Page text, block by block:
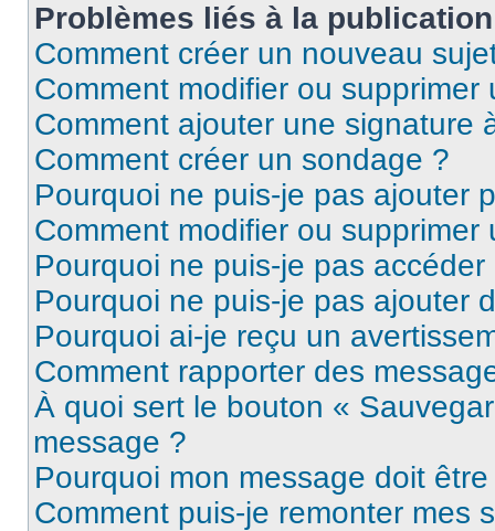
Problèmes liés à la
Comment créer un nouveau
Comment modifier ou supprimer
Comment ajouter une signature
Comment créer un sondage ?
Pourquoi ne puis-je pas ajouter
Comment modifier ou supprimer
Pourquoi ne puis-je pas
Pourquoi ne puis-je pas ajouter
Pourquoi ai-je reçu un
Comment rapporter des
À quoi sert le bouton «
message ?
Pourquoi mon message doit
Comment puis-je remonter mes